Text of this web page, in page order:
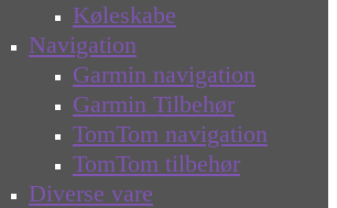
Køleskabe
Navigation
Garmin navigation
Garmin Tilbehør
TomTom navigation
TomTom tilbehør
Diverse vare